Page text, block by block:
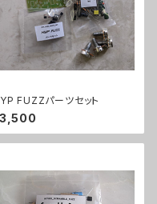
FUZZパーツセット